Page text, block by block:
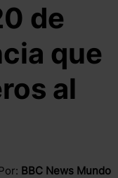
de
que
al
BBC News Mundo